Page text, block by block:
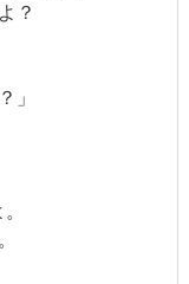
？
」